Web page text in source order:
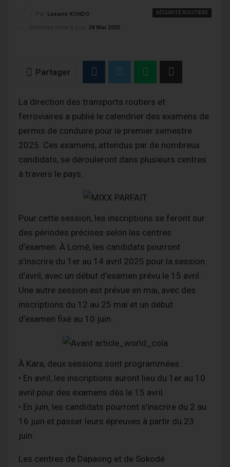
SÉCURITÉ ROUTIÈRE
Lazarre KONDO
28 Mar 2025
Partager
La direction des transports routiers et
ferroviaires a publié le calendrier des examens de
permis de conduire pour le premier semestre
2025. Ces examens, attendus par de nombreux
candidats, se dérouleront dans plusieurs centres
à travers le pays.
Pour cette session, les inscriptions se feront sur
des périodes précises selon les centres
d’examen. À Lomé, les candidats pourront
s’inscrire du 1er au 14 avril 2025 pour la session
d’avril, avec un début d’examen prévu le 15 avril.
Une autre session est prévue en mai, avec des
inscriptions du 12 au 25 mai et un début
d’examen fixé au 10 juin.
À Kara, deux sessions sont programmées :
• En avril, les inscriptions auront lieu du 1er au 10
avril pour des examens dès le 15 avril.
• En juin, les candidats pourront s’inscrire du 2 au
16 juin et passer leurs épreuves à partir du 23
juin.
Les centres de Dapaong et de Sokodé